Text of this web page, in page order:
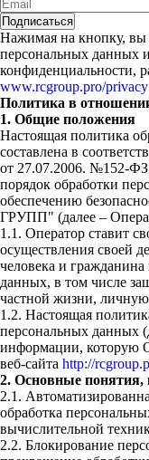
Нажимая на кнопку, вы
персональных данных
конфиденциальности,
www.rcgroup.pro/privacy
Политика в
1. Общие положения
Настоящая политика
составлена в
от 27.07.2006. №152-
порядок обработки
обеспечению
ГРУПП" (далее –
1.1. Оператор ставит
осуществления своей
человека и
данных, в том числе
частной жизни,
1.2. Настоящая
персональных данных
информации, которую
веб-сайта http://
2. Основные понятия,
2.1.
обработка
вычислительной
2.2. Блокирование